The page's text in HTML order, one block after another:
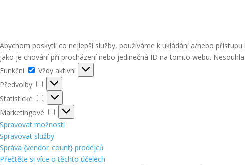
Abychom poskytli co nejlepší služby, používáme k ukládání a/nebo
jako je chování při procházení nebo jedinečná ID na tomto webu.
Funkční
Funkční
Vždy aktivní
Předvolby
Předvolby
Statistické
Statistické
Marketingové
Marketingové
Spravovat možnosti
Spravovat služby
Správa {vendor_count} prodejců
Přečtěte si více o těchto účelech